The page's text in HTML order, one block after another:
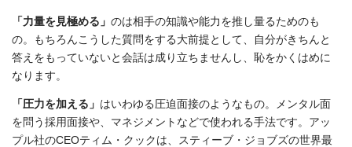
「力量を見極める」 のは相手の知識や能力を推し量るためのも
の。もちろんこうした質問をする大前提として、自分がきちんと
答えをもっていないと会話は成り立ちませんし、恥をかくはめに
なります。
「圧力を加える」 はいわゆる圧迫面接のようなもの。メンタル面
を問う採用面接や、マネジメントなどで使われる手法です。アッ
プル社のCEOティム・クックは、スティーブ・ジョブズの世界最